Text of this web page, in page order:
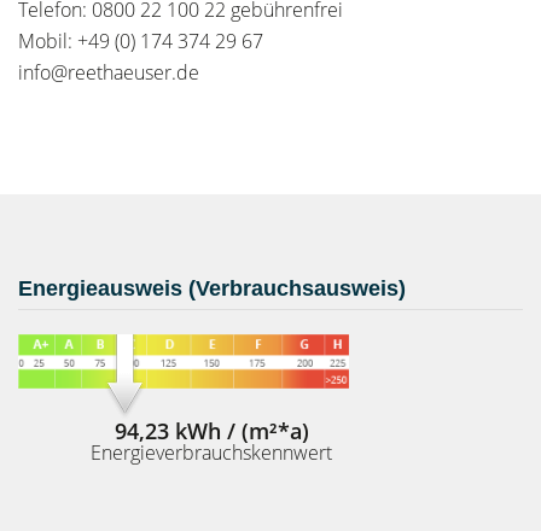
Telefon: 0800 22 100 22 gebührenfrei
Mobil: +49 (0) 174 374 29 67
info@reethaeuser.de
Energieausweis (Verbrauchsausweis)
94,23 kWh / (m²*a)
Energieverbrauchskennwert